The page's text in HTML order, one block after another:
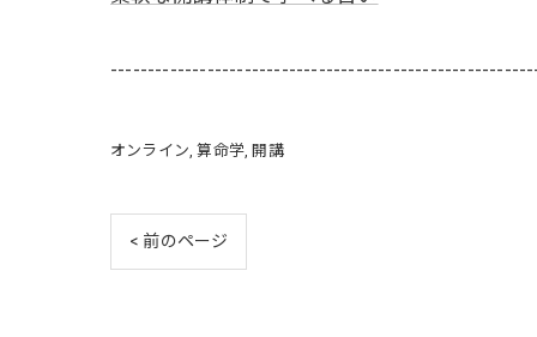
オンライン 算命学 開講
< 前のページ